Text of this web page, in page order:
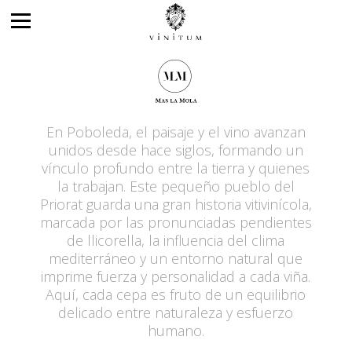
En Poboleda, el paisaje y el vino avanzan
unidos desde hace siglos, formando un
vínculo profundo entre la tierra y quienes
la trabajan. Este pequeño pueblo del
Priorat guarda una gran historia vitivinícola,
marcada por las pronunciadas pendientes
de llicorella, la influencia del clima
mediterráneo y un entorno natural que
imprime fuerza y personalidad a cada viña.
Aquí, cada cepa es fruto de un equilibrio
delicado entre naturaleza y esfuerzo
humano.